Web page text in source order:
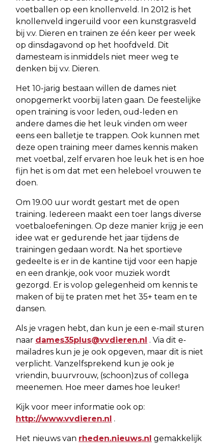
voetballen op een knollenveld. In 2012 is het
knollenveld ingeruild voor een kunstgrasveld
bij v.v. Dieren en trainen ze één keer per week
op dinsdagavond op het hoofdveld. Dit
damesteam is inmiddels niet meer weg te
denken bij v.v. Dieren.
Het 10-jarig bestaan willen de dames niet
onopgemerkt voorbij laten gaan. De feestelijke
open training is voor leden, oud-leden en
andere dames die het leuk vinden om weer
eens een balletje te trappen. Ook kunnen met
deze open training meer dames kennis maken
met voetbal, zelf ervaren hoe leuk het is en hoe
fijn het is om dat met een heleboel vrouwen te
doen.
Om 19.00 uur wordt gestart met de open
training. Iedereen maakt een toer langs diverse
voetbaloefeningen. Op deze manier krijg je een
idee wat er gedurende het jaar tijdens de
trainingen gedaan wordt. Na het sportieve
gedeelte is er in de kantine tijd voor een hapje
en een drankje, ook voor muziek wordt
gezorgd. Er is volop gelegenheid om kennis te
maken of bij te praten met het 35+ team en te
dansen.
Als je vragen hebt, dan kun je een e-mail sturen
naar dames35plus@vvdieren.nl . Via dit e-
mailadres kun je je ook opgeven, maar dit is niet
verplicht. Vanzelfsprekend kun je ook je
vriendin, buurvrouw, (schoon)zus of collega
meenemen. Hoe meer dames hoe leuker!
Kijk voor meer informatie ook op:
http://www.vvdieren.nl .
Het nieuws van rheden.nieuws.nl gemakkelijk